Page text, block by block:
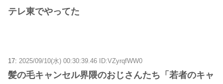
テレ東でやってた
17: 2025/09/10(水) 00:30:39.46 ID:VZyrqfWW0
髪の毛キャンセル界隈のおじさんたち「若者のキャ